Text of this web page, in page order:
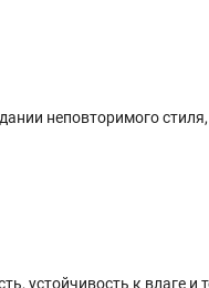
неповторимого
устойчивость к влаге